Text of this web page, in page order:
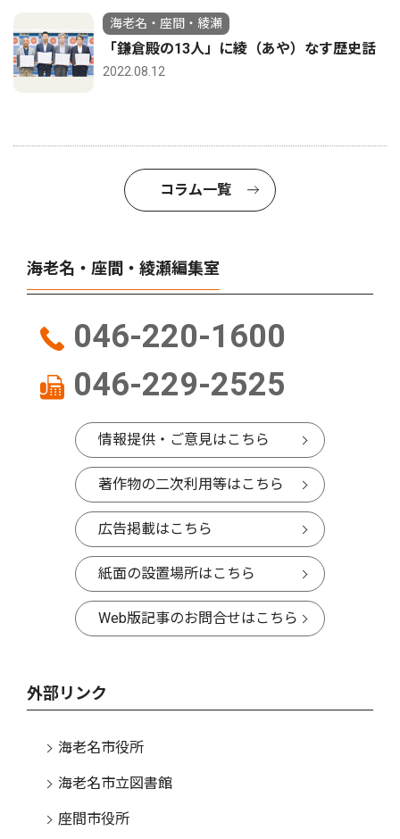
海老名・座間・綾瀬
「鎌倉殿の13人」に綾（あや）なす歴史話
2022.08.12
コラム一覧
海老名・座間・綾瀬編集室
046-220-1600
046-229-2525
情報提供・ご意見はこちら
著作物の二次利用等はこちら
広告掲載はこちら
紙面の設置場所はこちら
Web版記事のお問合せはこちら
外部リンク
海老名市役所
海老名市立図書館
座間市役所